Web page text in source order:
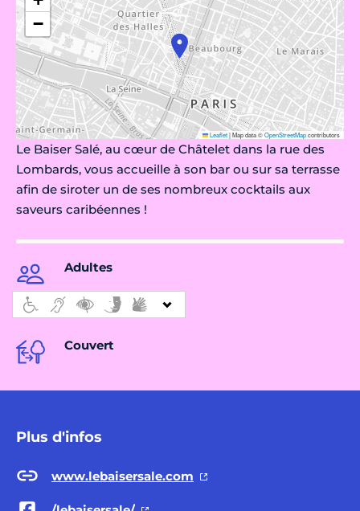
−
Leaflet|Map data ©OpenStreetMapcontributors
Le Baiser Salé, au cœur de Châtelet dans la rue des
Lombards, vous accueille à son bar ou sur sa terrasse
afin de siroter un de ses nombreux cocktails aux
saveurs caribéennes !
Adultes
Couvert
Plus d'infos
www.lebaisersale.com